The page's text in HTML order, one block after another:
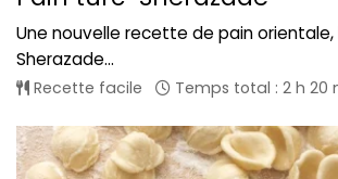
Une nouvelle recette de pain
Sherazade...
Recette facile Temps total : 2 h 20